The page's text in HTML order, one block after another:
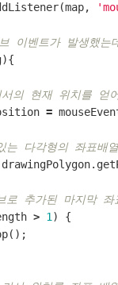
(map,
이벤트가 발생했는
){
의 현재 위치를 얻
=
다각형의 좌표배
drawingPolygon.
로 추가된 마지막 좌
> 1 )
{
();